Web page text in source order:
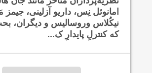
امانوئل نِس، داریو آزلینی، جیمز
نیکُلاس وروسالیس و دیگران،
که کنترلِ پایدارِ ک...